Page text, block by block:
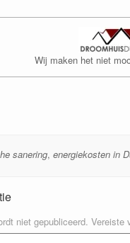
Wij maken het niet
sanering, energiekosten in
niet gepubliceerd. Vereiste